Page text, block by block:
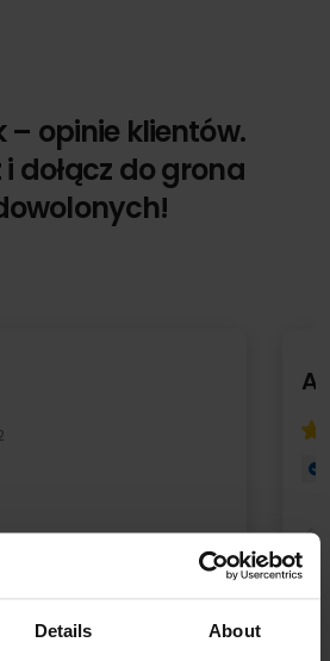
Details About
– opinie klientów.
dołącz do grona
2022